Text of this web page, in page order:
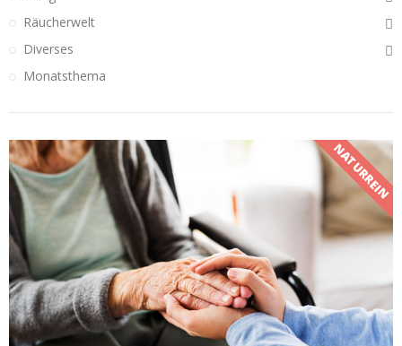
Räucherwelt
Diverses
Monatsthema
NATURREIN